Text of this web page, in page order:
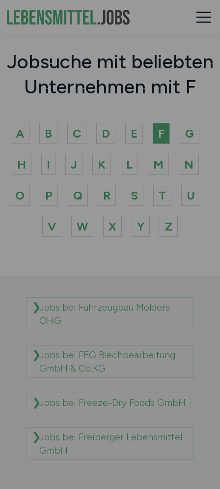
Jobsuche mit beliebten
Unternehmen mit F
A B C D E F G
H I J K L M N
O P Q R S T U
V W X Y Z
Jobs bei Fahrzeugbau Mölders
OHG
Jobs bei FEG Blechbearbeitung
GmbH & Co.KG
Jobs bei Freeze-Dry Foods GmbH
Jobs bei Freiberger Lebensmittel
GmbH